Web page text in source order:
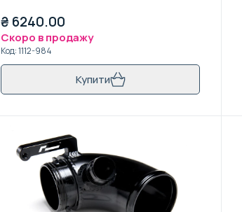
₴ 6240.00
Скоро в продажу
Код:1112-984
Купити